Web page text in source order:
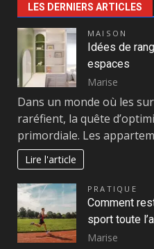
LES DERNIERS ARTICLES
MAISON
Idées de
espaces
Marise
Dans un monde où les
raréfient, la quête
primordiale. Les
Lire l'article
PRATIQUE
Comment
sport toute
Marise